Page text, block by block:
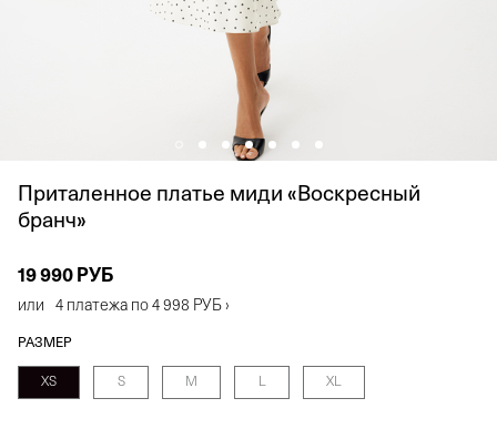
Приталенное платье миди «Воскресный
бранч»
19 990 РУБ
или 4 платежа по 4 998 РУБ ›
РАЗМЕР
XS S M L XL